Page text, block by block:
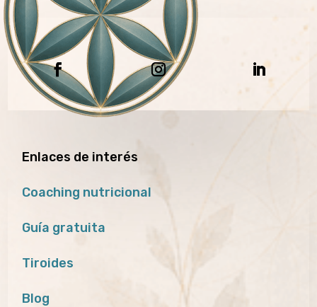
Enlaces de interés
Coaching nutricional
Guía gratuita
Tiroides
Blog